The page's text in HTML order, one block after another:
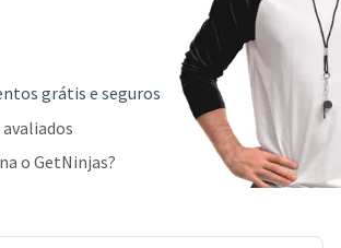
grátis e seguros
o GetNinjas?